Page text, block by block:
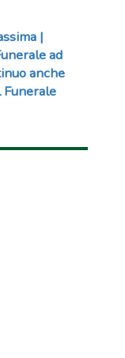
|
ad
anche
Funerale